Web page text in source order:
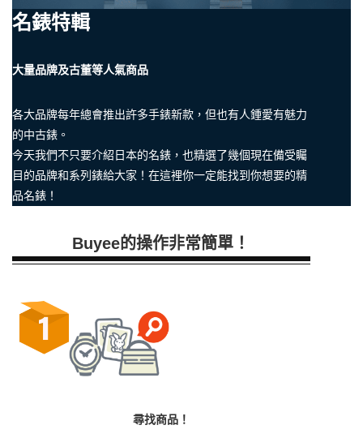
名錶特輯
大量品牌及古董等人氣商品
各大品牌每年總會推出許多手錶新款，但也有人鍾愛有魅力
的中古錶。
今天我們不只要介紹日本的名錶，也精選了幾個現在備受矚
目的品牌和系列錶給大家！在這裡你一定能找到你想要的精
品名錶！
Buyee的操作非常簡單！
尋找商品！